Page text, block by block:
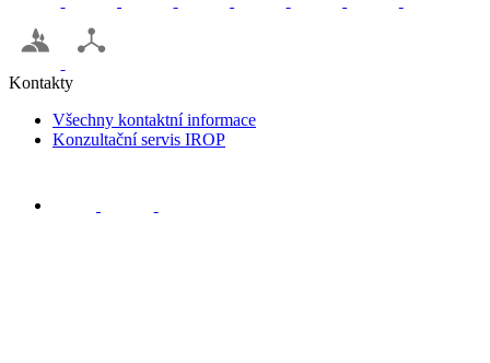
Kontakty
Všechny kontaktní informace
Konzultační servis IROP